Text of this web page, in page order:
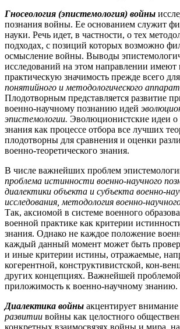
Гносеология (эпистемология) войны
познания войны. Ее основанием служит
науки. Речь идет, в частности, о тех
подходах, с позиций которых возможно
осмысление войны. Выводы
исследований на этом направлении имеют
практическую значимость прежде всего
понятийного и методологического
Плодотворным представляется развитие
военно-научному познанию идей
эпистемологии. Эволюционистские идеи о
знания как процессе отбора все лучших
плодотворны для сравнения и оценки
военно-теоретического знания.
В числе важнейших проблем
проблема истинности военно-научного
диалектики объекта и субъекта военно-
исследования, методология военно-
Так, аксиомой в системе военного
военной практике как критерии
знания. Однако не каждое положение
каждый данный момент может быть
и иные критерии истины, отражаемые,
когерентной, конструктивистской, кон-
других концепциях. Важнейшей проблемой
приложимость к военно-научному знанию.
Диалектика войны акцентирует внимание
развитии войны как целостного
конкретных взаимосвязях войны и мира,